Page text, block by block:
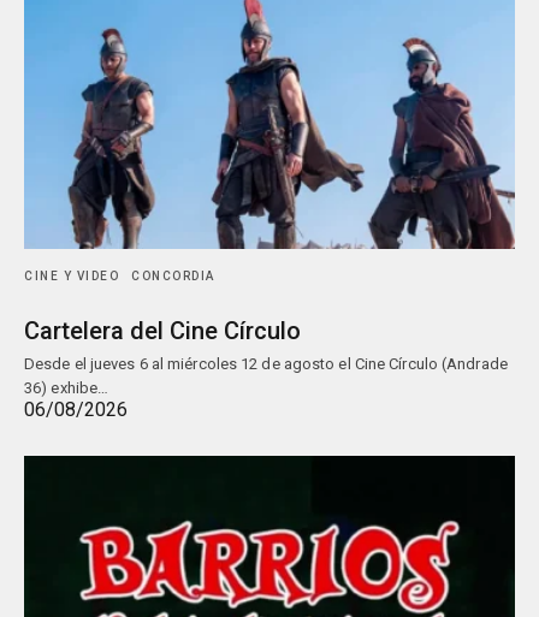
CINE Y VIDEO CONCORDIA
Cartelera del Cine Círculo
Desde el jueves 6 al miércoles 12 de agosto el Cine Círculo (Andrade
36) exhibe…
06/08/2026